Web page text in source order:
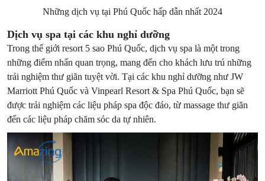
Những dịch vụ tại Phú Quốc hấp dẫn nhất 2024
Dịch vụ spa tại các khu nghỉ dưỡng
Trong thế giới resort 5 sao Phú Quốc, dịch vụ spa là một trong
những điểm nhấn quan trọng, mang đến cho khách lưu trú những
trải nghiệm thư giãn tuyệt vời. Tại các khu nghỉ dưỡng như JW
Marriott Phú Quốc và Vinpearl Resort & Spa Phú Quốc, bạn sẽ
được trải nghiệm các liệu pháp spa độc đáo, từ massage thư giãn
đến các liệu pháp chăm sóc da tự nhiên.